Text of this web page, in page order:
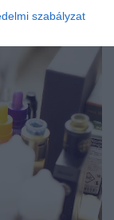
szabályzat